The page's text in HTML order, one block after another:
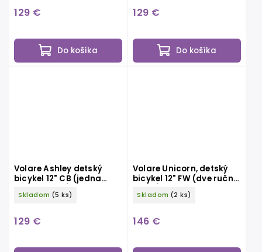
129 €
Do košíka
129 €
Do košíka
Volare Ashley detský
bicykel 12" CB (jedna
ručná brzda), ružový
Skladom (5 ks)
129 €
Volare Unicorn, detský
bicykel 12" FW (dve ručné
brzdy), biely
Skladom (2 ks)
146 €